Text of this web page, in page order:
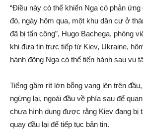
“Điều này có thể khiến Nga có phản
đó, ngày hôm qua, một khu dân cư ở
đã bị tấn công”, Hugo Bachega, phóng
khi đưa tin trực tiếp từ Kiev, Ukraine,
hành động Nga có thể tiến hành sau vụ
Tiếng gầm rít lớn bỗng vang lên trên
ngừng lại, ngoái đầu về phía sau để
chưa hình dung được rằng Kiev đang bị
quay đầu lại để tiếp tục bản tin.